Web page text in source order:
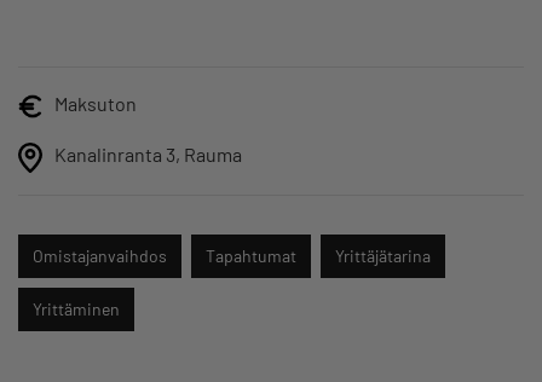
Maksuton
Kanalinranta 3, Rauma
Omistajanvaihdos Tapahtumat Yrittäjätarina
Yrittäminen